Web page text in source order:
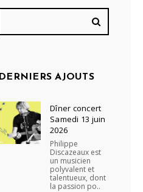
DERNIERS AJOUTS
Dîner concert
Samedi 13 juin
2026
Philippe
Discazeaux est
un musicien
polyvalent et
talentueux, dont
la passion po..